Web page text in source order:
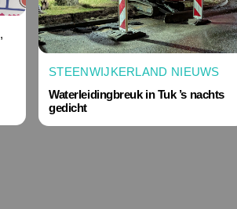
,
STEENWIJKERLAND NIEUWS
Waterleidingbreuk in Tuk ’s nachts
gedicht